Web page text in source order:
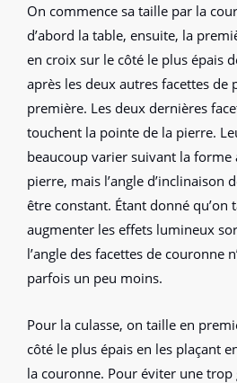
On commence sa taille par la
d’abord la table, ensuite, la
en croix sur le côté le plus épais
après les deux autres facettes de
première. Les deux dernières
touchent la pointe de la pierre.
beaucoup varier suivant la forme
pierre, mais l’angle d’inclinaison
être constant. Étant donné
augmenter les effets lumineux
l’angle des facettes de couronne
parfois un peu moins.
Pour la culasse, on taille en
côté le plus épais en les plaçant
la couronne. Pour éviter une trop